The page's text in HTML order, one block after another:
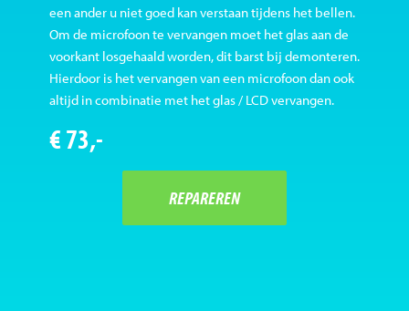
een ander u niet goed kan verstaan tijdens het bellen.
Om de microfoon te vervangen moet het glas aan de
voorkant losgehaald worden, dit barst bij demonteren.
Hierdoor is het vervangen van een microfoon dan ook
altijd in combinatie met het glas / LCD vervangen.
€ 73,-
REPAREREN